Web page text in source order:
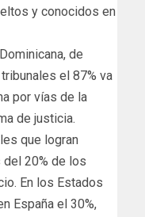
y conocidos en
de
el 87% va
por vías de la
de justicia.
que logran
20% de los
En los Estados
España el 30%,